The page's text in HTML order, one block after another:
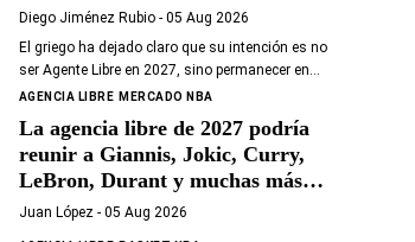
Diego Jiménez Rubio- 05 Aug 2026
El griego ha dejado claro que su intención es no
ser Agente Libre en 2027, sino permanecer en
Miami Heat hasta el final de sus días en la NBA.
AGENCIA LIBRE MERCADO NBA
La agencia libre de 2027 podría
reunir a Giannis, Jokic, Curry,
LeBron, Durant y muchas más
superestrellas
Juan López- 05 Aug 2026